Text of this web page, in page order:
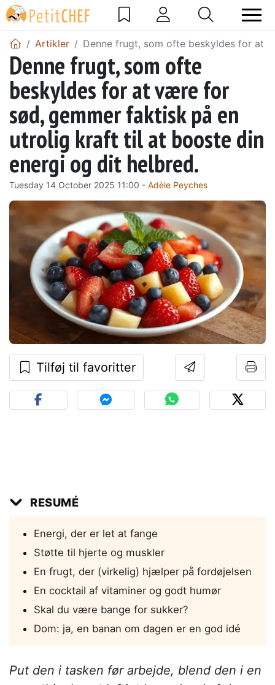
Artikler Denne frugt, som ofte beskyldes for at
Denne frugt, som ofte
beskyldes for at være for
sød, gemmer faktisk på en
utrolig kraft til at booste din
energi og dit helbred.
Tuesday 14 October 2025 11:00 - Adèle Peyches
Tilføj til favoritter
RESUMÉ
Energi, der er let at fange
Støtte til hjerte og muskler
En frugt, der (virkelig) hjælper på fordøjelsen
En cocktail af vitaminer og godt humør
Skal du være bange for sukker?
Dom: ja, en banan om dagen er en god idé
Put den i tasken før arbejde, blend den i en